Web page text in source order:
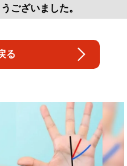
ございました。
る